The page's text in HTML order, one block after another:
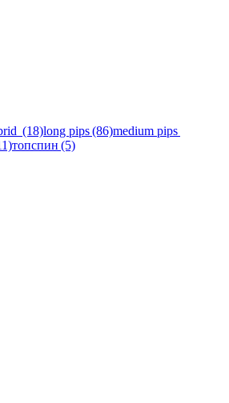
(18)long pips (86)medium pips
топспин (5)